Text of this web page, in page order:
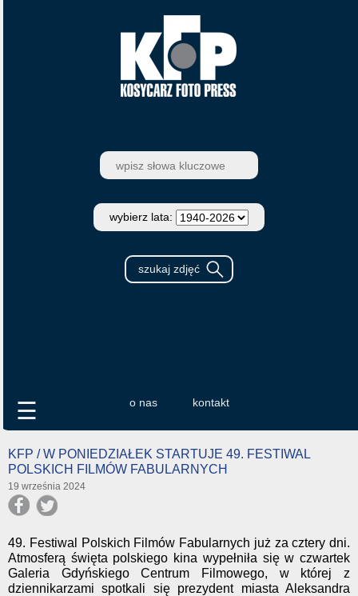
wybierz lata:
o nas kontakt
☰
KFP / W PONIEDZIAŁEK STARTUJE 49. FESTIWAL
POLSKICH FILMÓW FABULARNYCH
19 września 2024
49. Festiwal Polskich Filmów Fabularnych już za cztery dni.
Atmosferą święta polskiego kina wypełniła się w czwartek
Galeria Gdyńskiego Centrum Filmowego, w której z
dziennikarzami spotkali się prezydent miasta Aleksandra